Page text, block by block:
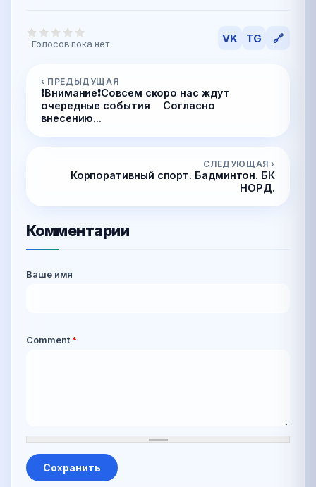
Голосов пока нет VK TG 🔗
‹ ПРЕДЫДУЩАЯ
❗️Внимание❗️Совсем скоро нас ждут
очередные события ⠀ Согласно
внесению...
СЛЕДУЮЩАЯ ›
Корпоративный спорт. Бадминтон. БК
НОРД.
Комментарии
Ваше имя
Comment*